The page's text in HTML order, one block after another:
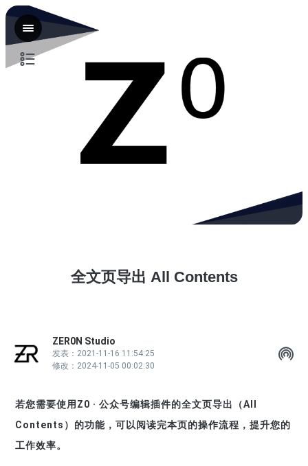
介绍
注意事项
操作流程
其他问题
全文页导出 All Contents
ZER0N Studio
发表：2021-11-16 11:54:25
修改：2024-11-05 00:02:30
若您需要使用 Z0 · 公众号编辑插件的全文页导出（All
Contents）的功能，可以阅读完本页的操作流程，提升您的
工作效率。